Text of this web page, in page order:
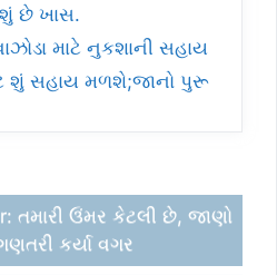
શું છે ખાસ.
માટે નુકશાની સહાય
શું સહાય મળશે;જાનો પુરૂ
તમારી ઉંમર કેટલી છે, જાણો
કર્યા વગર